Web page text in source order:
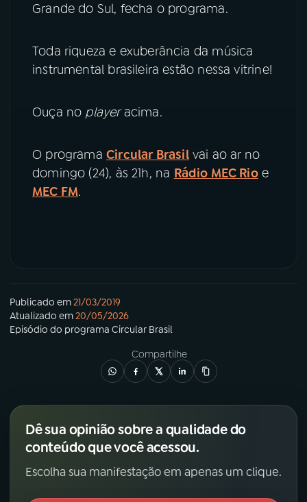
Grande do Sul, fecha o programa.
Toda riqueza e exuberância da música
instrumental brasileira estão nessa vitrine!
Ouça no playeracima.
O programa Circular Brasilvai ao ar no
domingo (24), às 21h, na Rádio MEC Rioe
MEC FM.
Publicado em21/03/2019
Atualizado em20/05/2026
Episódio do programa Circular Brasil
Compartilhe
Dê sua opinião sobre a qualidade do
conteúdo que você acessou.
Escolha sua manifestação em apenas um clique.